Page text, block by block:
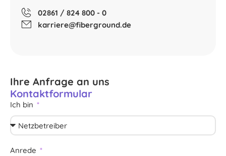
02861 / 824 800 - 0
karriere@fiberground.de
Ihre Anfrage an uns
Kontaktformular
Ich bin
Anrede